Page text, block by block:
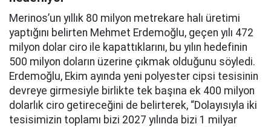
Merinos’un yıllık 80 milyon metrekare halı üretimi
yaptığını belirten Mehmet Erdemoğlu, geçen yılı 472
milyon dolar ciro ile kapattıklarını, bu yılın hedefinin
500 milyon doların üzerine çıkmak olduğunu söyledi.
Erdemoğlu, Ekim ayında yeni polyester cipsi tesisinin
devreye girmesiyle birlikte tek başına ek 400 milyon
dolarlık ciro getireceğini de belirterek, “Dolayısıyla iki
tesisimizin toplamı bizi 2027 yılında bizi 1 milyar